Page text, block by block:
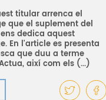
titular arrenca el
que el suplement del
dedica aquest
En l'article es presenta
que duu a terme
així com els (...)